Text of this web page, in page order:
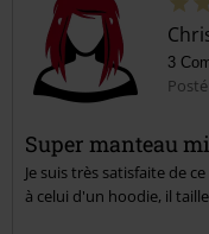
Envoyer le
3
Super manteau
Je suis très satisfaite de
à celui d'un hoodie, il